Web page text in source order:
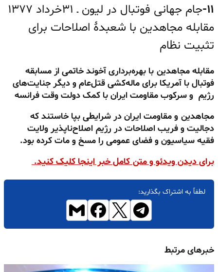
۱۱-
جام جهانی فوتبال در لیون ـ ۳۱خرداد ۱۳۷۷
مقابله مجاهدین با شعبدهٔ اصلاحات برای
تثبیت نظام
مقابله مجاهدین با بهره‌برداری آخوند خاتمی از مسابقه
فوتبال با آمریکا برای ماله‌کشی قتل‌عام و دیگر جنایت‌های
رژیم و سرکوب مقاومت ایران با کمک دولت وقت فرانسه
مجاهدین و مقاومت ایران در شرایطی بپا خاستند که
دجالیت و فریب اصلاحات در رژیم اصلاح‌ناپذیر ولایت
فقیه سیاسیون و فضای عمومی را مسخ و مات کرده بود.
برای دیدن ویدئو و متن کامل خبر اینجا کلیک کنید.
لطفاً به اشتراک بگذارید:
خبرهای مرتبط